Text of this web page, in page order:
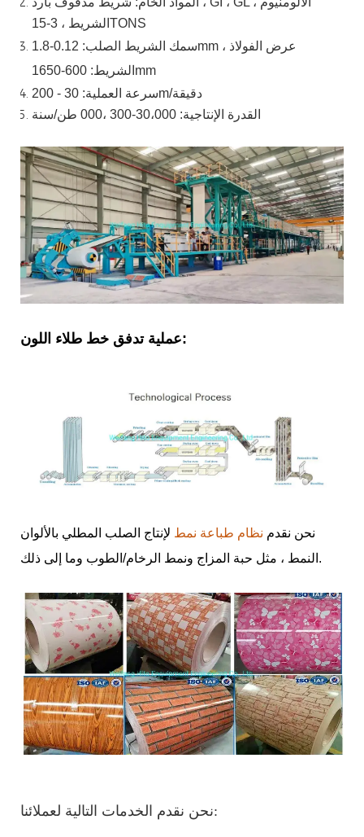
الشريط ، 3-15TONS
سمك الشريط الصلب:
0.12-1.8mm ، عرض الفولاذ
الشريط: 600-1650mm
سرعة العملية: 30 - 200m/دقيقة
القدرة الإنتاجية: 30،000-300 ،000
طن/سنة
عملية تدفق خط طلاء اللون:
نحن نقدم نظام طباعة نمط لإنتاج الصلب المطلي بالألوان
النمط ، مثل حبة المزاج ونمط الرخام/الطوب وما إلى ذلك.
نحن نقدم الخدمات التالية لعملائنا: